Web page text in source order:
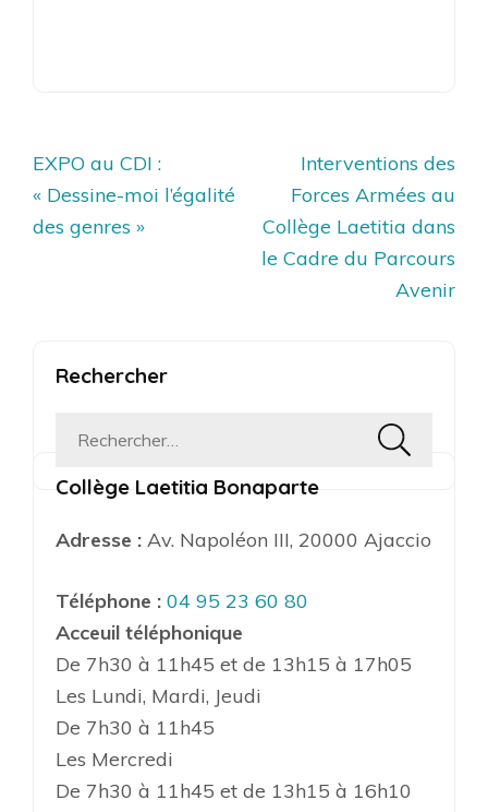
Navigation
de
l’article
EXPO au CDI :
« Dessine-moi l’égalité
des genres »
Interventions des
Forces Armées au
Collège Laetitia dans
le Cadre du Parcours
Avenir
Rechercher
Rechercher :
Collège Laetitia Bonaparte
Adresse : Av. Napoléon III, 20000 Ajaccio
Téléphone : 04 95 23 60 80
Acceuil téléphonique
De 7h30 à 11h45 et de 13h15 à 17h05
Les Lundi, Mardi, Jeudi
De 7h30 à 11h45
Les Mercredi
De 7h30 à 11h45 et de 13h15 à 16h10